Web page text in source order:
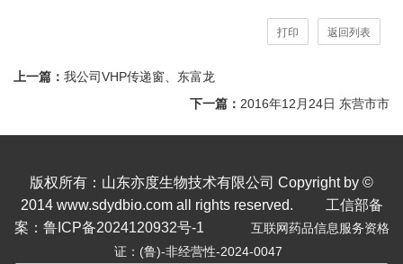
返回列表
打印
上一篇： 我公司VHP传递窗、东富龙
下一篇： 2016年12月24日 东营市市
版权所有：山东亦度生物技术有限公司 Copyright by ©
2014 www.sdydbio.com all rights reserved. 工信部备
案：鲁ICP备2024120932号-1
互联网药品信息服务资格
证：(鲁)-非经营性-2024-0047